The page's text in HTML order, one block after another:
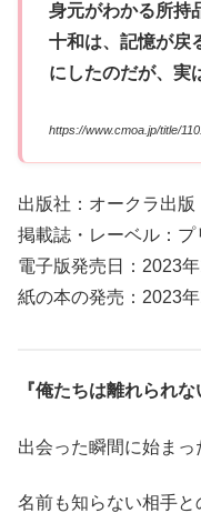
身元がわかる所持
十和は、記憶が戻
にしたのだが、
https://www.cmoa.jp/title/
出版社：オークラ出版
掲載誌・レーベル：プ
電子版発売日：2023
紙の本の発売：2023
『俺たちは離れられな
出会った瞬間に始まっ
名前も知らない相手と